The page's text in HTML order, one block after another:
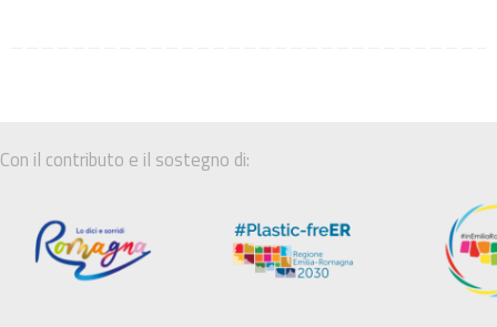
Con il contributo e il sostegno di: